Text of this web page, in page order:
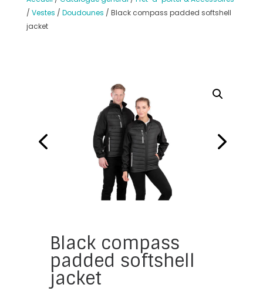
/ Vestes / Doudounes / Black compass padded softshell
jacket
Black compass
padded softshell
jacket